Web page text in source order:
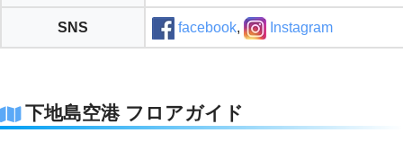
SNS facebook, Instagram
下地島空港 フロアガイド